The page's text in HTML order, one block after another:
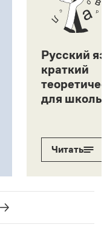
Русский
краткий
для
Читать